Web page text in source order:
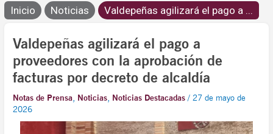
Inicio Noticias Valdepeñas agilizará el pago a ...
Valdepeñas agilizará el pago a
proveedores con la aprobación de
facturas por decreto de alcaldía
Notas de Prensa, Noticias, Noticias Destacadas /27 de mayo de
2026